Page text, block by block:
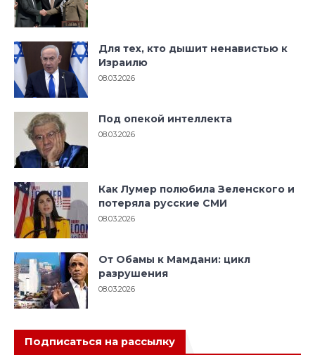
Для тех, кто дышит ненавистью к
Израилю
08.03.2026
Под опекой интеллекта
08.03.2026
Как Лумер полюбила Зеленского и
потеряла русские СМИ
08.03.2026
От Обамы к Мамдани: цикл
разрушения
08.03.2026
Подписаться на рассылку